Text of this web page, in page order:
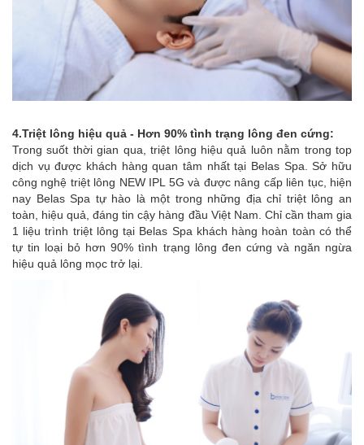
4.Triệt lông hiệu quả - Hơn 90% tình trạng lông đen cứng:
Trong suốt thời gian qua, triệt lông hiệu quả luôn nằm trong top
dịch vụ được khách hàng quan tâm nhất tại Belas Spa. Sở hữu
công nghệ triệt lông NEW IPL 5G và được nâng cấp liên tục, hiện
nay Belas Spa tự hào là một trong những địa chỉ triệt lông an
toàn, hiệu quả, đáng tin cậy hàng đầu Việt Nam. Chỉ cần tham gia
1 liệu trình triệt lông tại Belas Spa khách hàng hoàn toàn có thể
tự tin loại bỏ hơn 90% tình trạng lông đen cứng và ngăn ngừa
hiệu quả lông mọc trở lại.